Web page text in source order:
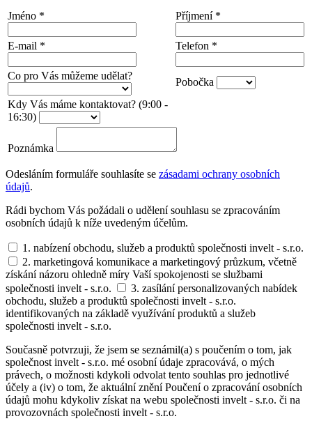
Jméno * Příjmení *
E-mail * Telefon *
Co pro Vás můžeme udělat?
Pobočka
Kdy Vás máme kontaktovat? (9:00 -
16:30)
Poznámka
Odesláním formuláře souhlasíte se zásadami ochrany osobních
údajů.
Rádi bychom Vás požádali o udělení souhlasu se zpracováním
osobních údajů k níže uvedeným účelům.
1. nabízení obchodu, služeb a produktů společnosti invelt - s.r.o.
2. marketingová komunikace a marketingový průzkum, včetně
získání názoru ohledně míry Vaší spokojenosti se službami
společnosti invelt - s.r.o.
3. zasílání personalizovaných nabídek
obchodu, služeb a produktů společnosti invelt - s.r.o.
identifikovaných na základě využívání produktů a služeb
společnosti invelt - s.r.o.
Současně potvrzuji, že jsem se seznámil(a) s poučením o tom, jak
společnost invelt - s.r.o. mé osobní údaje zpracovává, o mých
právech, o možnosti kdykoli odvolat tento souhlas pro jednotlivé
účely a (iv) o tom, že aktuální znění Poučení o zpracování osobních
údajů mohu kdykoliv získat na webu společnosti invelt - s.r.o. či na
provozovnách společnosti invelt - s.r.o.